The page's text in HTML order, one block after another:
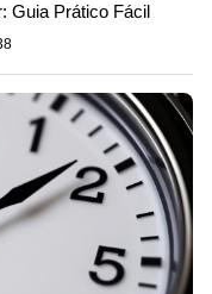
Guia Prático Fácil